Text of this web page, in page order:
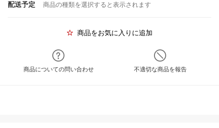
配送予定 商品の種類を選択すると表示されます
商品をお気に入りに追加
商品についての問い合わせ 不適切な商品を報告